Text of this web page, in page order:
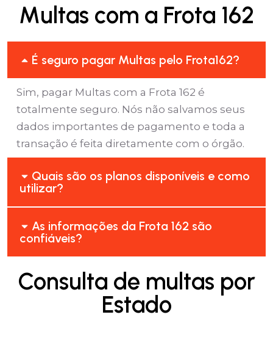
Multas com a Frota 162
É seguro pagar Multas pelo Frota162?
Sim, pagar Multas com a Frota 162 é
totalmente seguro. Nós não salvamos seus
dados importantes de pagamento e toda a
transação é feita diretamente com o órgão.
Quais são os planos disponíveis e como
utilizar?
As informações da Frota 162 são
confiáveis?
Consulta de multas por
Estado